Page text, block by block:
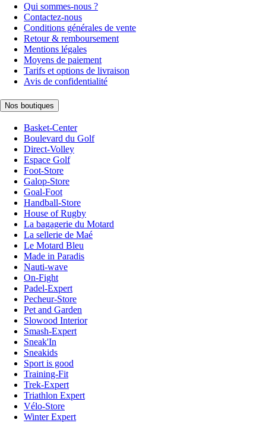
Qui sommes-nous ?
Contactez-nous
Conditions générales de vente
Retour & remboursement
Mentions légales
Moyens de paiement
Tarifs et options de livraison
Avis de confidentialité
Nos boutiques
Basket-Center
Boulevard du Golf
Direct-Volley
Espace Golf
Foot-Store
Galop-Store
Goal-Foot
Handball-Store
House of Rugby
La bagagerie du Motard
La sellerie de Maé
Le Motard Bleu
Made in Paradis
Nauti-wave
On-Fight
Padel-Expert
Pecheur-Store
Pet and Garden
Slowood Interior
Smash-Expert
Sneak'In
Sneakids
Sport is good
Training-Fit
Trek-Expert
Triathlon Expert
Vélo-Store
Winter Expert